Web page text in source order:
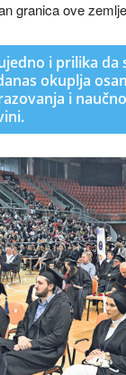
granica ove
i prilika
okuplja
i